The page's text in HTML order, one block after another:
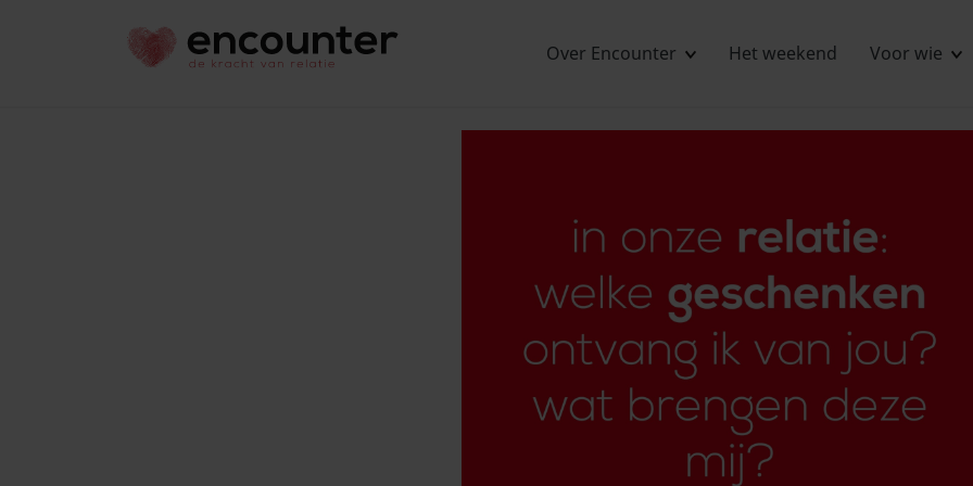
Over Encounter Het weekend Voor wie